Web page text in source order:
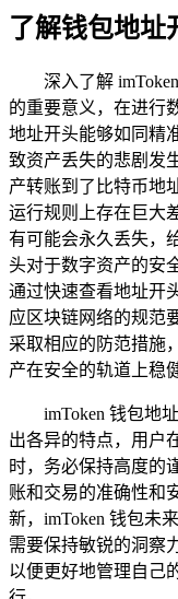
了解钱包地址
深入了解
的重要意义，在进行
地址开头能够如同精
致资产丢失的悲剧发
产转账到了比特币地
运行规则上存在巨大
有可能会永久丢失，
头对于数字资产的安
通过快速查看地址开
应区块链网络的规范
采取相应的防范措施
产在安全的轨道上稳
imToken 钱包地
出各异的特点，用户
时，务必保持高度的
账和交易的准确性和
新，imToken 钱包未
需要保持敏锐的洞察
以便更好地管理自己